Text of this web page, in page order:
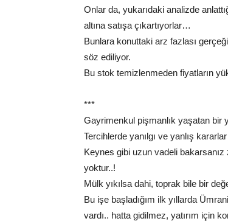
Onlar da, yukarıdaki analizde
altına satışa çıkartıyorlar…
Bunlara konuttaki arz fazlası
söz ediliyor.
Bu stok temizlenmeden fiyatların
***
Gayrimenkul pişmanlık yaşatan bir
Tercihlerde yanılgı ve yanlış kararlar
Keynes gibi uzun vadeli bakarsanız
yoktur..!
Mülk yıkılsa dahi, toprak bile bir
Bu işe başladığım ilk yıllarda
vardı.. hatta gidilmez, yatırım için